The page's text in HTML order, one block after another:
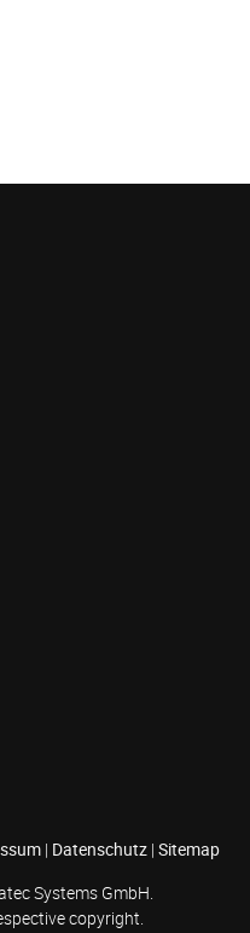
| Datenschutz| Sitemap
Systems GmbH.
copyright.